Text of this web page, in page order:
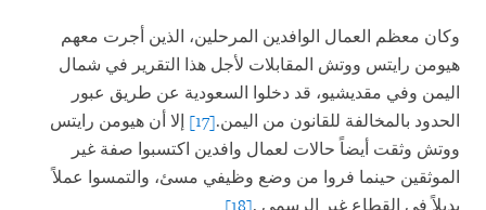
وكان معظم العمال الوافدين المرحلين، الذين أجرت معهم
هيومن رايتس ووتش المقابلات لأجل هذا التقرير في شمال
اليمن وفي مقديشيو، قد دخلوا السعودية عن طريق عبور
الحدود بالمخالفة للقانون من اليمن.[17]
إلا أن هيومن رايتس
ووتش وثقت أيضاً حالات لعمال وافدين اكتسبوا صفة غير
الموثقين حينما فروا من وضع وظيفي مسئ، والتمسوا عملاً